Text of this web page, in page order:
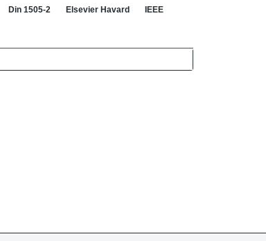
Din 1505-2 Elsevier Havard IEEE